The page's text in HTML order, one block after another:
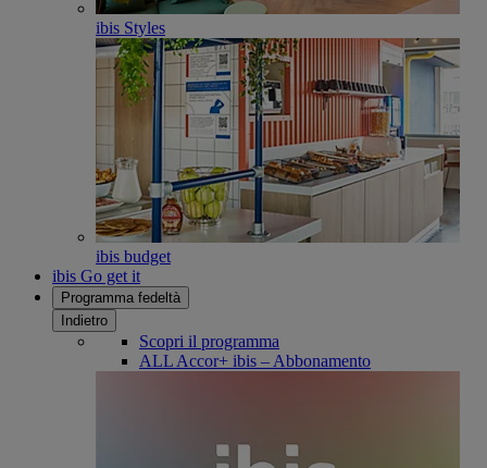
ibis Styles
ibis budget
ibis Go get it
Programma fedeltà
Indietro
Scopri il programma
ALL Accor+ ibis – Abbonamento